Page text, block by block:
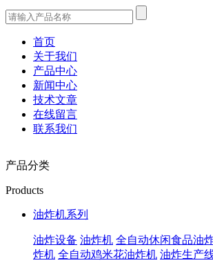
首页
关于我们
产品中心
新闻中心
技术文章
在线留言
联系我们
产品分类
Products
油炸机系列
油炸设备 油炸机 全自动休闲食品油
炸机 全自动鸡米花油炸机 油炸生产